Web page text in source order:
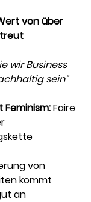
von über
wir Business
sein“
Feminism: Faire
von
kommt
an